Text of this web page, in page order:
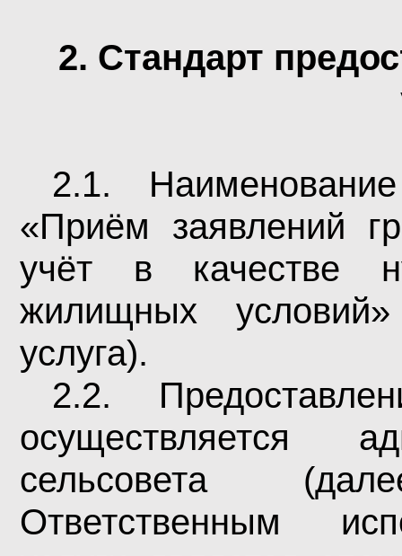
2. Стандарт
2.1.
«Приём заявлений
учёт в качестве
жилищных
услуга).
2.2.
осуществляется
сельсовета
Ответственным